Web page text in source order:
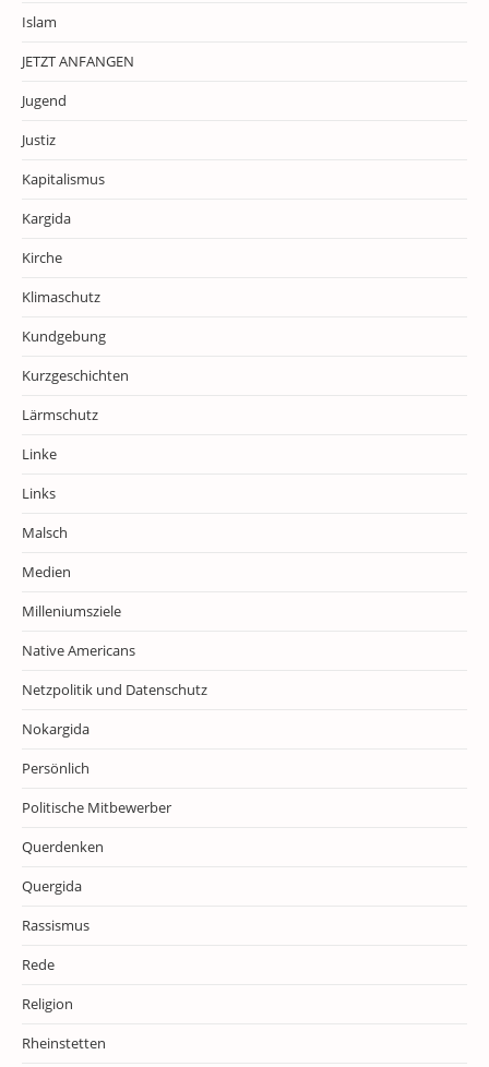
Islam
JETZT ANFANGEN
Jugend
Justiz
Kapitalismus
Kargida
Kirche
Klimaschutz
Kundgebung
Kurzgeschichten
Lärmschutz
Linke
Links
Malsch
Medien
Milleniumsziele
Native Americans
Netzpolitik und Datenschutz
Nokargida
Persönlich
Politische Mitbewerber
Querdenken
Quergida
Rassismus
Rede
Religion
Rheinstetten